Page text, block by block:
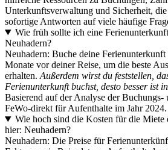
Unterkunftsverwaltung und Sicherheit,
sofortige Antworten auf viele häufige
Wie früh sollte ich eine
Neuhadern?
Neuhadern: Buche deine
Monate vor deiner Reise, um die beste
erhalten. Außerdem wirst du feststellen,
Ferienunterkunft buchst, desto besser ist
Basierend auf der Analyse der Buchungs-
FeWo-direkt für Aufenthalte im Jahr 2024.
Wie hoch sind die Kosten für die Miete
hier: Neuhadern?
Neuhadern: Die Preise für